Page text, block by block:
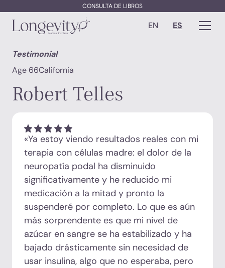
CONSULTA DE LIBROS
EN ES
Testimonial
Age 66California
Robert Telles
«Ya estoy viendo resultados reales con mi
terapia con células madre: el dolor de la
neuropatía podal ha disminuido
significativamente y he reducido mi
medicación a la mitad y pronto la
suspenderé por completo. Lo que es aún
más sorprendente es que mi nivel de
azúcar en sangre se ha estabilizado y ha
bajado drásticamente sin necesidad de
usar insulina, algo que no esperaba, pero